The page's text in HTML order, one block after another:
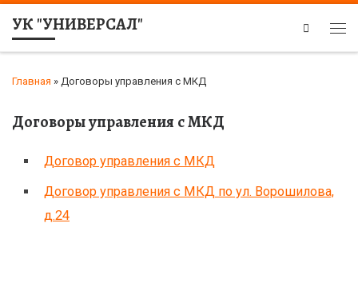
УК "УНИВЕРСАЛ" Search
Главная » Договоры управления с МКД
Договоры управления с МКД
Договор управления с МКД
Договор управления с МКД по ул. Ворошилова,
д.24